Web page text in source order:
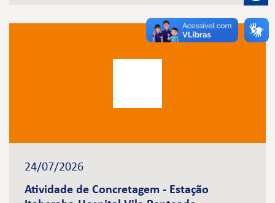
24/07/2026
Atividade de Concretagem - Estação